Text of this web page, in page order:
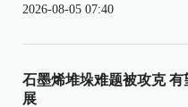
2026-08-05 07:40
石墨烯堆垛难题被攻克
展